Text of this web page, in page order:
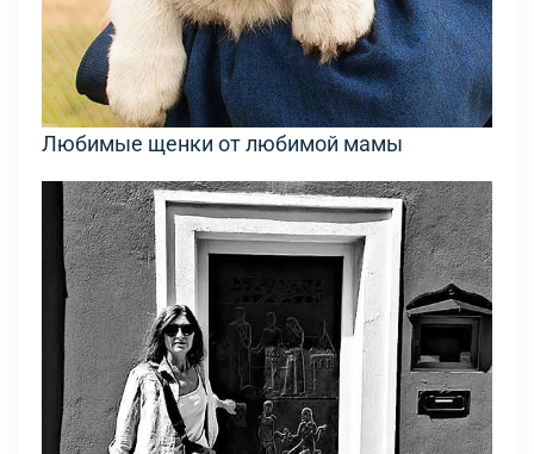
Любимые щенки от любимой мамы